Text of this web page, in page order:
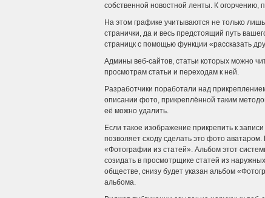
собственной новостной ленты. К огорчению,
На этом графике учитываются не только
странички, да и весь предстоящий путь
страницк с помощью функции «рассказать
Админы веб-сайтов, статьи которых можно
просмотрам статьи и переходам к ней.
Разработчики поработали над
описании фото, прикреплённой таким
её можно удалить.
Если такое изображение прикрепить к
позволяет сходу сделать это фото
«Фотографии из статей». Альбом этот
созидать в просмотрщике статей из
обществе, снизу будет указан альбом
альбома.